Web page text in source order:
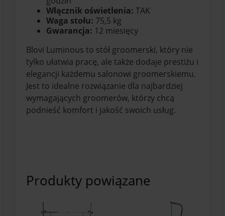
Włącznik oświetlenia: TAK
Waga stołu: 75,5 kg
Gwarancja: 12 miesięcy
Blovi Luminous to stół groomerski, który nie
tylko ułatwia pracę, ale także dodaje prestiżu i
elegancji każdemu salonowi groomerskiemu.
Jest to idealne rozwiązanie dla najbardziej
wymagających groomerów, którzy chcą
podnieść komfort i jakość swoich usług.
Produkty powiązane